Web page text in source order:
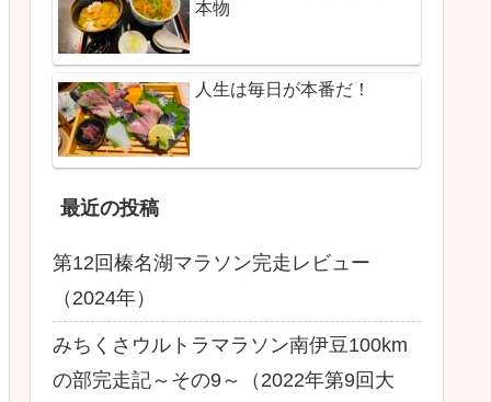
本物
人生は毎日が本番だ！
最近の投稿
第12回榛名湖マラソン完走レビュー
（2024年）
みちくさウルトラマラソン南伊豆100km
の部完走記～その9～（2022年第9回大